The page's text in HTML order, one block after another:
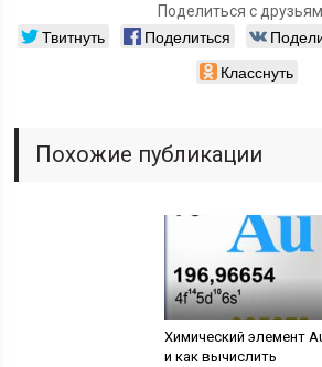
Поделиться с
Твитнуть Поделиться
Класснуть
Похожие публикации
Химический элемент
и как вычислить